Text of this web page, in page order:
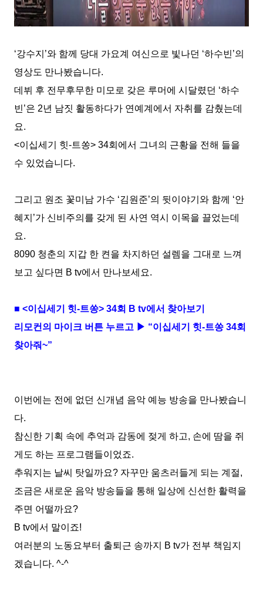
‘강수지 ’와 함께 당대 가요계 여신으로 빛나던 ‘하수빈’의
영상도 만나봤습니다.
데뷔 후 전무후무한 미모로 갖은 루머에 시달렸던 ‘하수
빈’은 2년 남짓 활동하다가 연예계에서 자취를 감췄는데
요.
<이십세기 힛-트쏭> 34회에서 그녀의 근황을 전해 들을
수 있었습니다.
그리고 원조 꽃미남 가수 ‘김원준’의 뒷이야기와 함께 ‘안
혜지 ’가 신비주의를 갖게 된 사연 역시 이목을 끌었는데
요.
8090 청춘의 지갑 한 켠을 차지하던 설렘을 그대로 느껴
보고 싶다면 B tv에서 만나보세요.
■ <이십세기 힛-트쏭> 34회 B tv에서 찾아보기
리모컨의 마이크 버튼 누르고 ▶ “이십세기 힛-트쏭 34회
찾아줘~”
이번에는 전에 없던 신개념 음악 예능 방송을 만나봤습니
다.
참신한 기획 속에 추억과 감동에 젖게 하고, 손에 땀을 쥐
게도 하는 프로그램들이었죠.
추워지는 날씨 탓일까요? 자꾸만 움츠러들게 되는 계절,
조금은 새로운 음악 방송들을 통해 일상에 신선한 활력을
주면 어떨까요?
B tv에서 말이죠!
여러분의 노동요부터 출퇴근 송까지
B tv가 전부 책임지
겠습니다. ^-^